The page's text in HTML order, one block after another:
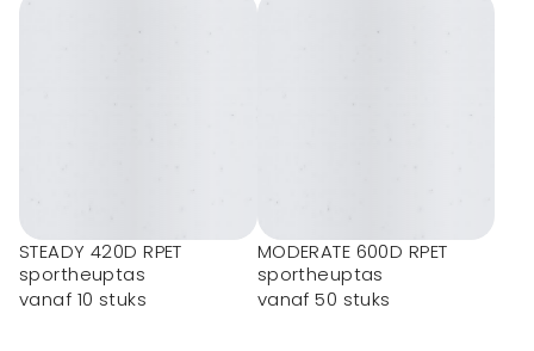
STEADY 420D RPET
sportheuptas
vanaf 10 stuks
MODERATE 600D RPET
sportheuptas
vanaf 50 stuks